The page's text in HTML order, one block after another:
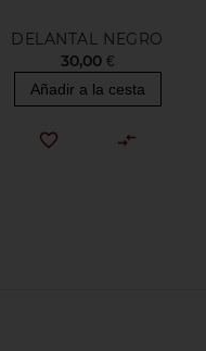
DELANTAL NEGRO
30,00 €
Añadir a la cesta